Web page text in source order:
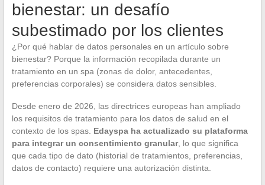
bienestar: un desafío
subestimado por los clientes
¿Por qué hablar de datos personales en un artículo sobre
bienestar? Porque la información recopilada durante un
tratamiento en un spa (zonas de dolor, antecedentes,
preferencias corporales) se considera datos sensibles.
Desde enero de 2026, las directrices europeas han ampliado
los requisitos de tratamiento para los datos de salud en el
contexto de los spas. Edayspa ha actualizado su plataforma
para integrar un consentimiento granular, lo que significa
que cada tipo de dato (historial de tratamientos, preferencias,
datos de contacto) requiere una autorización distinta.